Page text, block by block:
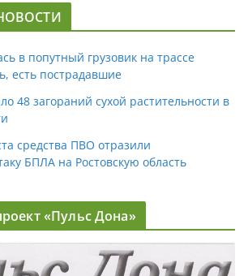
в попутный грузовик на трассе
есть пострадавшие
48 загораний сухой растительности в
средства ПВО отразили
БПЛА на Ростовскую область
«Пульс Дона»